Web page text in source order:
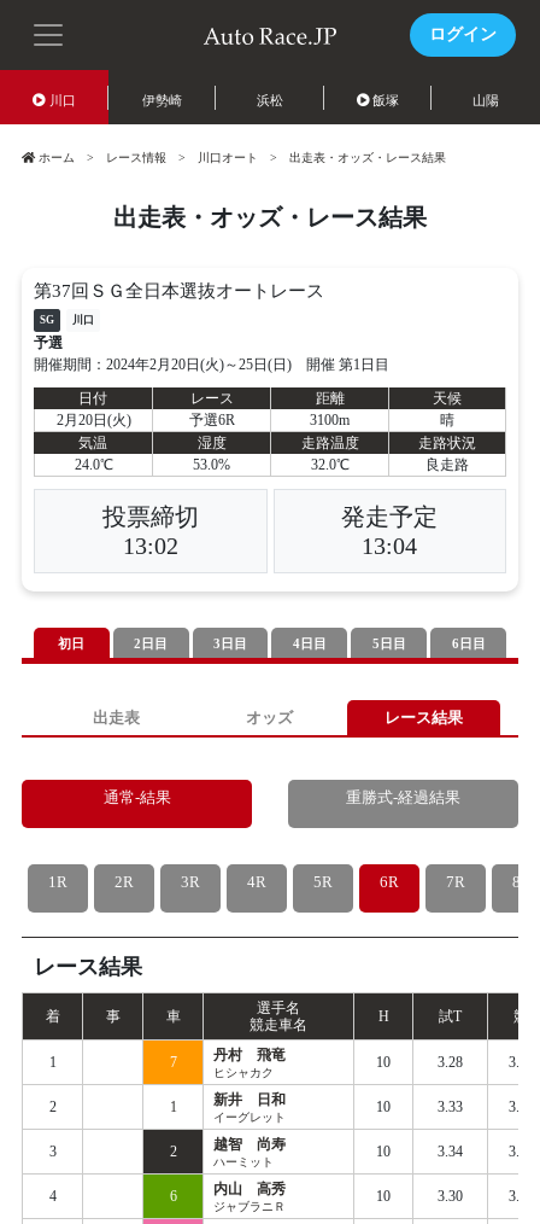
ログイン
川口 伊勢崎 浜松 飯塚 山陽
ホーム レース情報 川口オート 出走表・オッズ・レース結果
出走表・オッズ・レース結果
第37回ＳＧ全日本選抜オートレース
SG 川口
予選
開催期間：2024年2月20日(火)～25日(日) 開催 第1日目
日付
レース 距離
天候
2月20日(火)
予選6R 3100m
晴
気温
湿度 走路温度
走路状況
24.0℃
53.0% 32.0℃ 良走路
投票締切
13:02
発走予定
13:04
初日 2日目 3日目 4日目 5日目 6日目
出走表 オッズ レース結果
通常-結果 重勝式-経過結果
1R 2R 3R 4R 5R 6R 7R 8R
レース結果
着 事 車
選手名
競走車名
H 試T 競
1 7 丹村 飛竜
ヒシャカク
10 3.28 3.402
2 1 新井 日和
イーグレット
10 3.33 3.408
3 2 越智 尚寿
ハーミット
10 3.34 3.415
4 6 内山 高秀
ジャブラニＲ
10 3.30 3.421